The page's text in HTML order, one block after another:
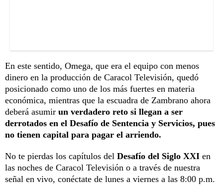
En este sentido, Omega, que era el equipo con menos
dinero en la producción de Caracol Televisión, quedó
posicionado como uno de los más fuertes en materia
económica, mientras que la escuadra de Zambrano ahora
deberá asumir un verdadero reto si llegan a ser
derrotados en el Desafío de Sentencia y Servicios, pues
no tienen capital para pagar el arriendo.
No te pierdas los capítulos del Desafío del Siglo XXI en
las noches de Caracol Televisión o a través de nuestra
señal en vivo, conéctate de lunes a viernes a las 8:00 p.m.